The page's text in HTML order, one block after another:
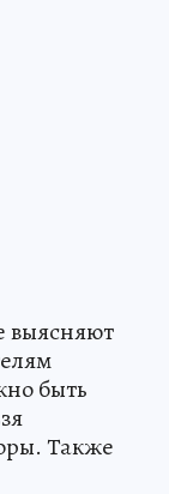
выясняют
быть
Также